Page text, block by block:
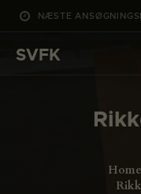
NÆSTE
SVFK
Home
DET SKER
ANSØG